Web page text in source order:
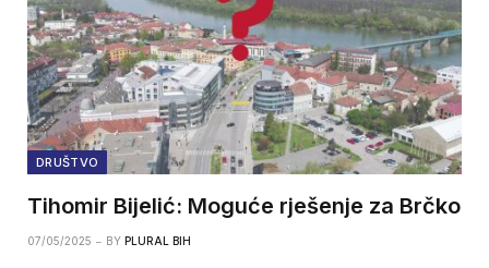
DRUŠTVO
Tihomir Bijelić: Moguće rješenje za Brčko
07/05/2025 BY PLURAL BIH